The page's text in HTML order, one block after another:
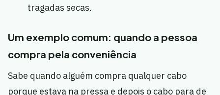
tragadas secas.
Um exemplo comum: quando a pessoa
compra pela conveniência
Sabe quando alguém compra qualquer cabo
porque estava na pressa e depois o cabo para de